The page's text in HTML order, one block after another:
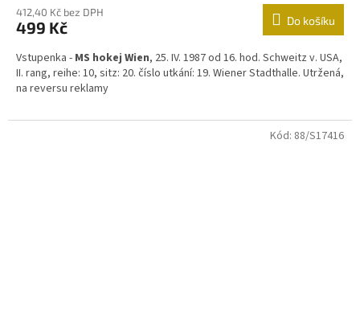
412,40 Kč bez DPH
499 Kč Do košíku
Vstupenka - MS hokej Wien, 25. IV. 1987 od 16. hod. Schweitz v. USA,
II. rang, reihe: 10, sitz: 20. číslo utkání: 19. Wiener Stadthalle. Utržená,
na reversu reklamy
Kód: 88/S17416